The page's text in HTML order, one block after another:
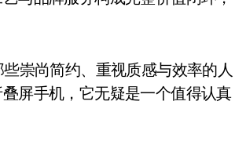
崇尚简约、重视质感与效率的人
屏手机，它无疑是一个值得认真